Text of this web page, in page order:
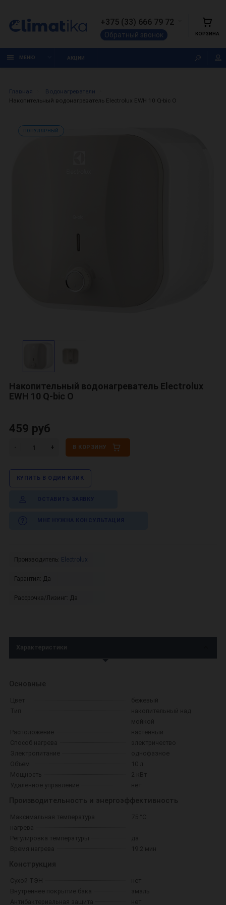
+375 (33) 666 79 72
Обратный звонок КОРЗИНА
МЕНЮ АКЦИИ
Главная
Водонагреватели
Накопительный водонагреватель Electrolux EWH 10 Q-bic O
ПОПУЛЯРНЫЙ
Накопительный водонагреватель Electrolux
EWH 10 Q-bic O
459 руб
В КОРЗИНУ
КУПИТЬ В ОДИН КЛИК
Производитель: Electrolux
Гарантия: Да
Рассрочка/Лизинг: Да
Характеристики
Основные
Цвет
бежевый
Тип
накопительный над
мойкой
Расположение
настенный
Способ нагрева
электричество
Электропитание
однофазное
Объем
10 л
Мощность
2 кВт
Удаленное управление
нет
Производительность и энергоэффективность
Максимальная температура
нагрева
75 °C
Регулировка температуры
да
Время нагрева
19.2 мин
Конструкция
Сухой ТЭН
нет
Внутреннее покрытие бака
эмаль
Антибактериальная защита
нет